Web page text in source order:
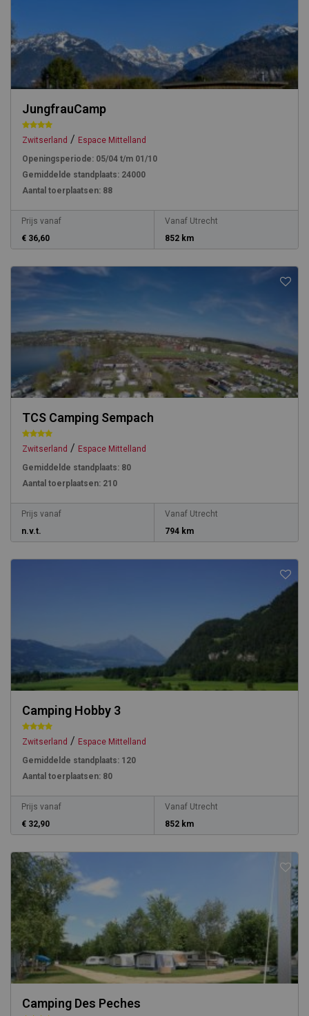
JungfrauCamp
Zwitserland / Espace Mittelland
Openingsperiode: 05/04 t/m 01/10
Gemiddelde standplaats: 24000
Aantal toerplaatsen: 88
Prijs vanaf
€ 36,60
Vanaf Utrecht
852 km
TCS Camping Sempach
Zwitserland / Espace Mittelland
Gemiddelde standplaats: 80
Aantal toerplaatsen: 210
Prijs vanaf
n.v.t.
Vanaf Utrecht
794 km
Camping Hobby 3
Zwitserland / Espace Mittelland
Gemiddelde standplaats: 120
Aantal toerplaatsen: 80
Prijs vanaf
€ 32,90
Vanaf Utrecht
852 km
Camping Des Peches